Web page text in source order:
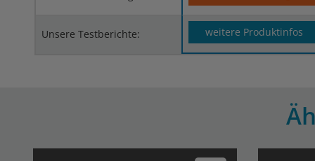
Unsere Testberichte: weitere Produktinfos